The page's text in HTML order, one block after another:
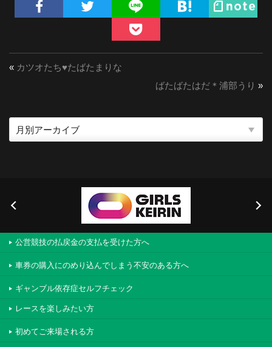
« カツオたち♥︎たばたまりな
ばたばたはだ＊浦部うり »
公営競技の払戻金の支払を受けた方へ
車券の購入にのめり込んでしまう不安のある方へ
ギャンブル依存症セルフチェック
レースを楽しみたい方
初めてご来場される方